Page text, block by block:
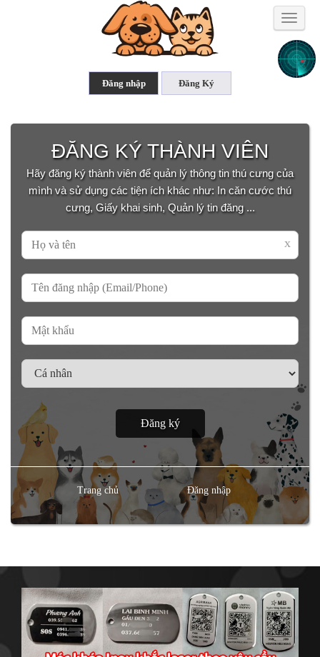
Toggle
ĐĂNG KÝ THÀNH VIÊN
Hãy đăng ký thành viên để quản lý thông tin thú cưng của
mình và sử dụng các tiện ích khác như: In căn cước thú
cưng, Giấy khai sinh, Quản lý tin đăng ...
Trang chủ Đăng nhập